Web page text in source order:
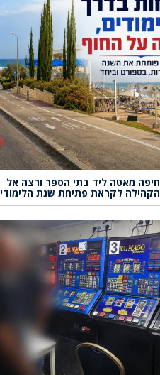
חיפה מאטה ליד בתי הספר ורצה אל
הקהילה לקראת פתיחת שנת